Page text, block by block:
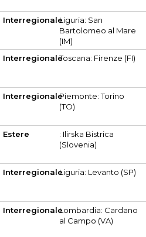
InterregionaleLiguria: San
Bartolomeo al Mare
(IM)
InterregionaleToscana: Firenze (FI)
InterregionalePiemonte: Torino
(TO)
Estere
: Ilirska Bistrica
(Slovenia)
InterregionaleLiguria: Levanto (SP)
InterregionaleLombardia: Cardano
al Campo (VA)